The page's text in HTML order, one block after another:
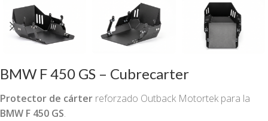
BMW F 450 GS – Cubrecarter
Protector de cárter reforzado Outback Motortek para la
BMW F 450 GS.